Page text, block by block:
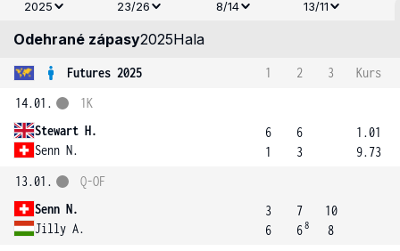
2025
23/26 8/14 13/11
Odehrané zápasy2025Hala
Futures 2025 1 2 3
Kurs
14.01.
Stewart H.
Senn N.
1K
6
1
6
3
1.01
9.73
13.01.
Senn N.
Jilly A.
Q-OF
3
6
7
68
10
8